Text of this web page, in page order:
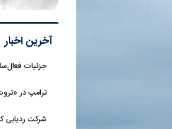
آخرین اخبار
جزئیات
ترامپ در